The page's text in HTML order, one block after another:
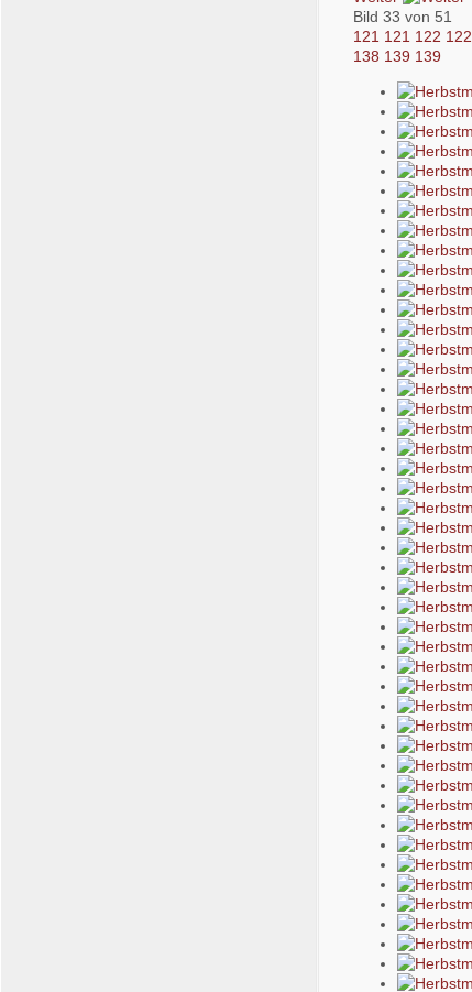
Bild 33 von 51
121 121 122 122
138 139 139